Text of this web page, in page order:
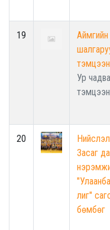
19
Аймгийн
тэмцээн
Ур
тэмцээн
20
Засаг
лиг"
бөмбөг